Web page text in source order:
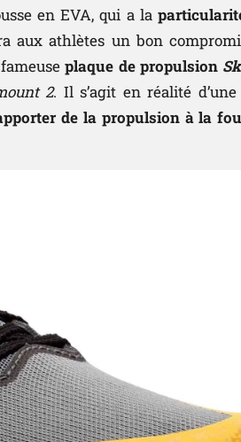
en EVA, qui a la
aux athlètes un bon
plaque de propulsion
2. Il s’agit en réalité d’une
de la propulsion à la